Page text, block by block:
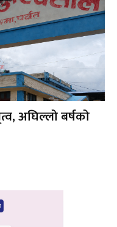
अघिल्लो बर्षको